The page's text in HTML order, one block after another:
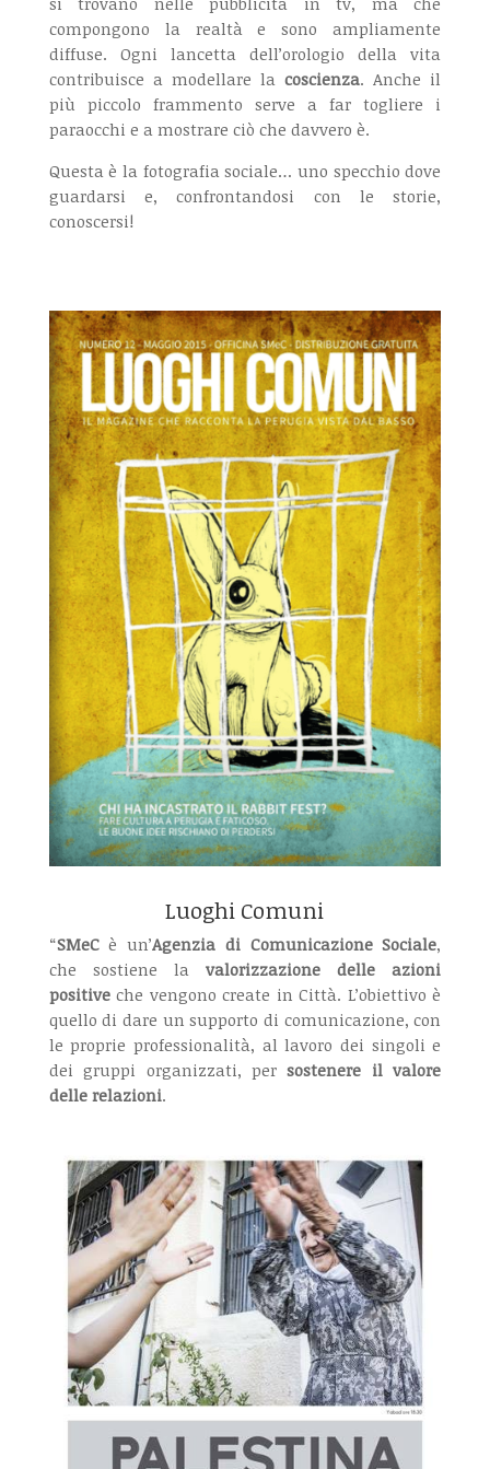
compongono la realtà e sono ampliamente
diffuse. Ogni lancetta dell’orologio della vita
contribuisce a modellare lacoscienza. Anche il
più piccolo frammento serve a far togliere i
paraocchi e a mostrare ciò che davvero è.
Questa è la fotografia sociale… uno specchio dove
guardarsi e, confrontandosi con le storie,
conoscersi!
Luoghi Comuni
“SMeCè un’Agenzia di Comunicazione Sociale,
che sostiene lavalorizzazione delle azioni
positiveche vengono create in Città. L’obiettivo è
quello di dare un supporto di comunicazione, con
le proprie professionalità, al lavoro dei singoli e
dei gruppi organizzati, per sostenere il valore
delle relazioni.